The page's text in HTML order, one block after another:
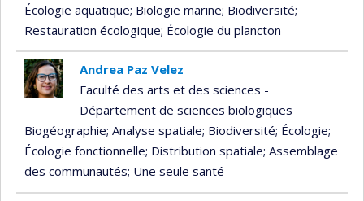
Écologie aquatique; Biologie marine; Biodiversité;
Restauration écologique; Écologie du plancton
Andrea Paz Velez
Faculté des arts et des sciences -
Département de sciences biologiques
Biogéographie; Analyse spatiale; Biodiversité; Écologie;
Écologie fonctionnelle; Distribution spatiale; Assemblage
des communautés; Une seule santé